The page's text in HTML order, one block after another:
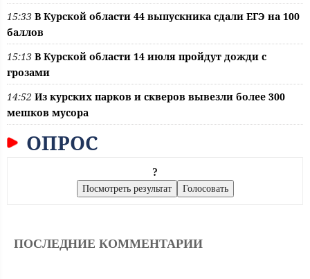
15:33 В Курской области 44 выпускника сдали ЕГЭ на 100
баллов
15:13 В Курской области 14 июля пройдут дожди с
грозами
14:52 Из курских парков и скверов вывезли более 300
мешков мусора
ОПРОС
?
ПОСЛЕДНИЕ КОММЕНТАРИИ